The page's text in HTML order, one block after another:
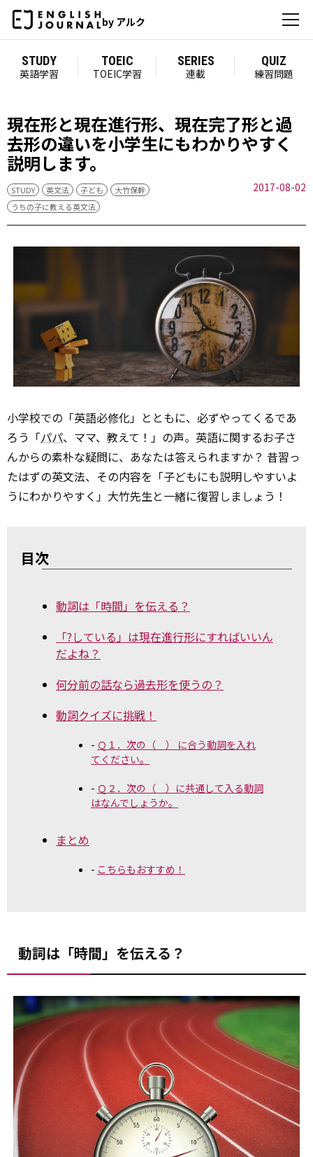
by アルク
STUDY
英語学習
TOEIC
TOEIC学習
SERIES
連載
QUIZ
練習問題
現在形と現在進行形、現在完了形と過
去形の違いを小学生にもわかりやすく
説明します。
STUDY 英文法 子ども
大竹保幹
うちの子に教える英文法
2017-08-02
小学校での「英語必修化」とともに、必ずやってくるであ
ろう「パパ、ママ、教えて！」の声。英語に関するお子さ
んからの素朴な疑問に、あなたは答えられますか？ 昔習っ
たはずの英文法、その内容を「子どもにも説明しやすいよ
うにわかりやすく」大竹先生と一緒に復習しましょう！
目次
動詞は「時間」を伝える？
「?している」は現在進行形にすればいいん
だよね？
何分前の話なら過去形を使うの？
動詞クイズに挑戦！
Ｑ１．次の（ ） に合う動詞を入れ
てください。
Ｑ２．次の（ ）に共通して入る動詞
はなんでしょうか。
まとめ
こちらもおすすめ！
動詞は「時間」を伝える？